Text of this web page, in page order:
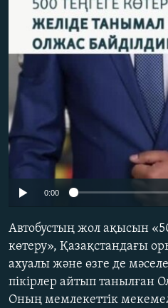
0:00
Автобустың жол ақысын
көтеру», Қазақстандағы
ахуалы және өзге де
пікірлер айтып танылған
Оның мемлекеттік